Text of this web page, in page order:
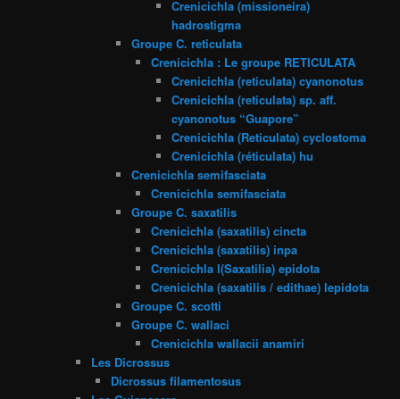
Crenicichla (missioneira)
hadrostigma
Groupe C. reticulata
Crenicichla : Le groupe RETICULATA
Crenicichla (reticulata) cyanonotus
Crenicichla (reticulata) sp. aff.
cyanonotus “Guapore”
Crenicichla (Reticulata) cyclostoma
Crenicichla (réticulata) hu
Crenicichla semifasciata
Crenicichla semifasciata
Groupe C. saxatilis
Crenicichla (saxatilis) cincta
Crenicichla (saxatilis) inpa
Crenicichla l(Saxatilia) epidota
Crenicichla (saxatilis / edithae) lepidota
Groupe C. scotti
Groupe C. wallaci
Crenicichla wallacii anamiri
Les Dicrossus
Dicrossus filamentosus